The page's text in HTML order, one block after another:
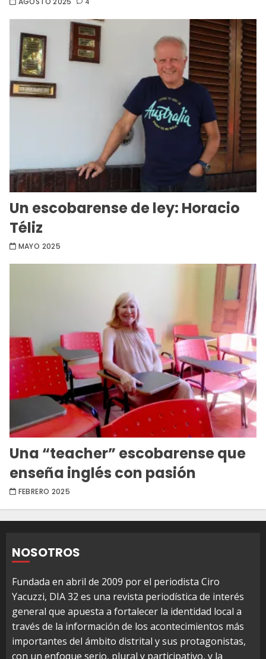
4
Un escobarense de ley: Horacio
Téliz
MAYO 2025
Una “teacher” escobarense que
enseña inglés con pasión
FEBRERO 2025
NOSOTROS
Fundada en abril de 2009 por el periodista Ciro
Yacuzzi, DIA 32 es una revista periodística de interés
general que apuesta a fortalecer la identidad local a
través de la información de los acontecimientos más
importantes del ámbito distrital y sus protagonistas,
con un enfoque serio, plural y participativo, y la